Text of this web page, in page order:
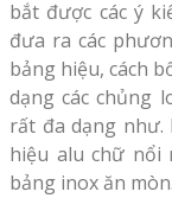
bắt được các ý
đưa ra các
bảng hiệu, cách
dạng các chủng
rất đa dạng như.
hiệu alu chữ nổi
bảng inox ăn mòn.